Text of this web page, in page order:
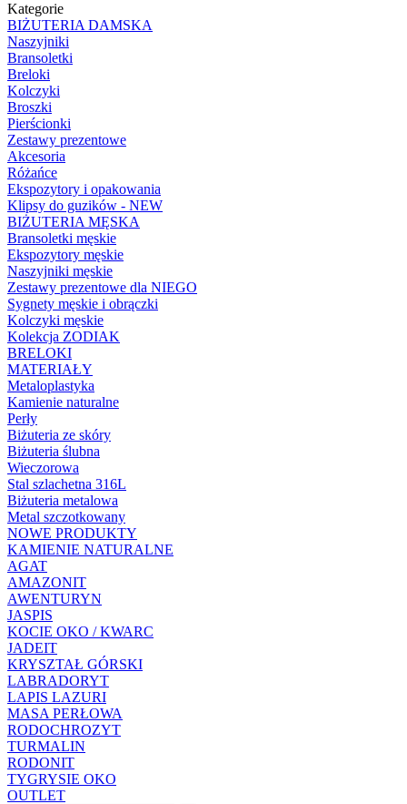
Kategorie
BIŻUTERIA DAMSKA
Naszyjniki
Bransoletki
Breloki
Kolczyki
Broszki
Pierścionki
Zestawy prezentowe
Akcesoria
Różańce
Ekspozytory i opakowania
Klipsy do guzików - NEW
BIŻUTERIA MĘSKA
Bransoletki męskie
Ekspozytory męskie
Naszyjniki męskie
Zestawy prezentowe dla NIEGO
Sygnety męskie i obrączki
Kolczyki męskie
Kolekcja ZODIAK
BRELOKI
MATERIAŁY
Metaloplastyka
Kamienie naturalne
Perły
Biżuteria ze skóry
Biżuteria ślubna
Wieczorowa
Stal szlachetna 316L
Biżuteria metalowa
Metal szczotkowany
NOWE PRODUKTY
KAMIENIE NATURALNE
AGAT
AMAZONIT
AWENTURYN
JASPIS
KOCIE OKO / KWARC
JADEIT
KRYSZTAŁ GÓRSKI
LABRADORYT
LAPIS LAZURI
MASA PERŁOWA
RODOCHROZYT
TURMALIN
RODONIT
TYGRYSIE OKO
OUTLET